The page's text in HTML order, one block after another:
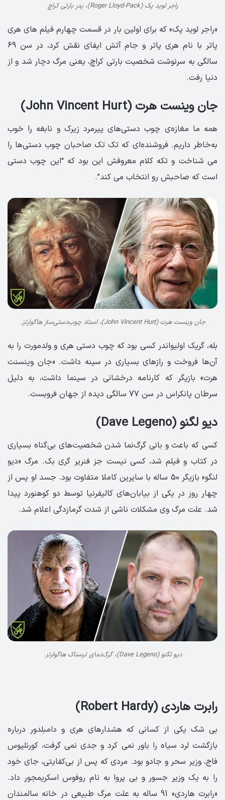
راجر لوید پک (Roger Lloyd-Pack)، پدر بارتی کراچ
«راجر لوید پک» که برای اولین بار در قسمت چهارم فیلم های هری
پاتر با نام هری پاتر و جام آتش ایفای نقش کرد، در سن 69
سالگی به سرنوشت شخصیت بارتی کراچ، یعنی مرگ دچار شد و از
دنیا رفت.
جان وینست هرت (John Vincent Hurt)
همه ما مغازه‌ی چوب دستی‌های پیرمرد زیرک و نابغه‌ را خوب
به‌خاطر داریم. فروشنده‌ای که تک تک صاحبان چوب دستی‌ها را
می شناخت و تکه کلام معروفش این بود که “این چوب دستی
است که صاحبش رو انتخاب می کند”.
جان وینست هرت (John Vincent Hurt)، استاد چوب‌دستی‌ساز هاگوارتز.
بله، گریک اولیواندر کسی بود که چوب دستی هری و ولدمورت را به
آن‌ها فروخت و رازهای بسیاری در سینه داشت. «جان وینسنت
هرت» بازیگر که کارنامه درخشانی در سینما داشت، به دلیل
سرطان پانکراس در سن 77 سالگی دیده از جهان فروبست.
دیو لگنو (Dave Legeno)
کسی که باعث و بانی گرگ‌نما شدن شخصیت‌های بی‌گناه بسیاری
در کتاب و فیلم شد، کسی نیست جز فنریر گری بک. مرگ «دیو
لنگو» بازیگر 50 ساله با سایرین کاملا متفاوت بود. جسد او پس از
چهار روز در یکی از بیابان‌های کالیفرنیا توسط دو کوهنورد پیدا
شد. علت مرگ وی مشکلات ناشی از شدت گرمازدگی اعلام شد.
دیو لگنو (Dave Legeno)، گرگ‌نمای ترسناک هاگوارتز.
رابرت هاردی (Robert Hardy)
بی شک یکی از کسانی که هشدارهای هری و دامبلدور درباره
بازگشت لرد سیاه را باور نمی کرد و جدی نمی گرفت، کورنلیوس
فاج، وزیر سحر و جادو بود. مردی که پس از بی‌کفایتی، جای خود
را به یک وزیر جسور و بی پروا به نام روفوس اسکریمجور داد.
«رابرت هاردی» 91 ساله به علت مرگ طبیعی در خانه سالمندان